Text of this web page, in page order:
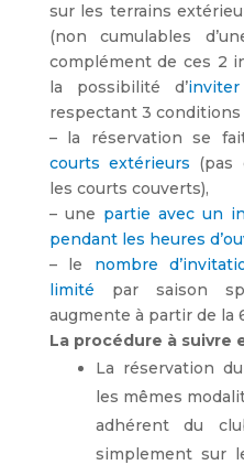
sur les terrains
(non cumulables
complément de ces 2
la possibilité d’
respectant 3 conditions
– la réservation se
courts extérieurs (pas
les courts couverts),
– une partie avec un
pendant les heures
– le nombre
limité par saison
augmente à partir de la
La procédure à suivre
La réservation
les mêmes
adhérent du
simplement sur